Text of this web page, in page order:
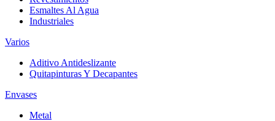
Esmaltes Al Agua
Industriales
Varios
Aditivo Antideslizante
Quitapinturas Y Decapantes
Envases
Metal